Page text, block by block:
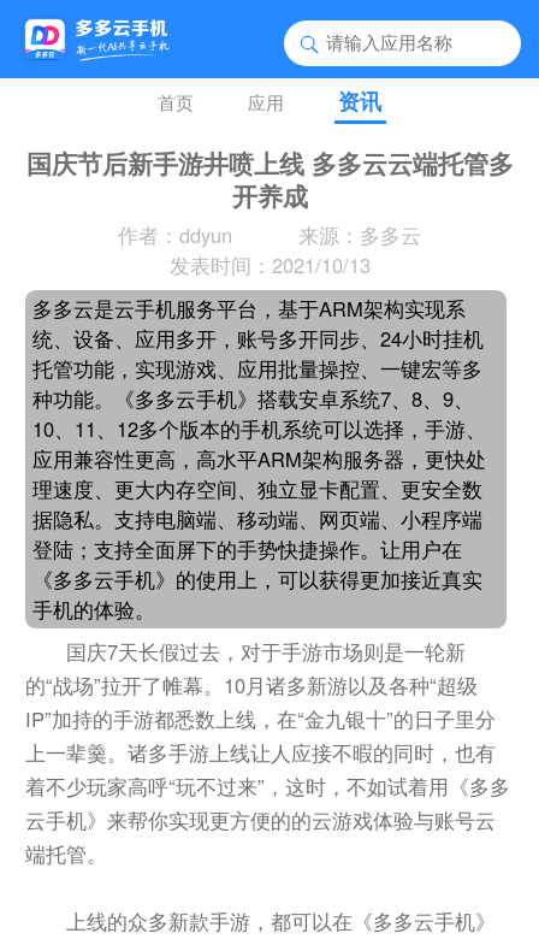
首页 应用 资讯
国庆节后新手游井喷上线 多多云云端托管多
开养成
作者：ddyun
来源：多多云
发表时间：2021/10/13
多多云是云手机服务平台，基于ARM架构实现系
统、设备、应用多开，账号多开同步、24小时挂机
托管功能，实现游戏、应用批量操控、一键宏等多
种功能。《多多云手机》搭载安卓系统7、8、9、
10、11、12多个版本的手机系统可以选择，手游、
应用兼容性更高，高水平ARM架构服务器，更快处
理速度、更大内存空间、独立显卡配置、更安全数
据隐私。支持电脑端、移动端、网页端、小程序端
登陆；支持全面屏下的手势快捷操作。让用户在
《多多云手机》的使用上，可以获得更加接近真实
手机的体验。
国庆7天长假过去，对于手游市场则是一轮新
的“战场”拉开了帷幕。10月诸多新游以及各种“超级
IP”加持的手游都悉数上线，在“金九银十”的日子里分
上一辈羹。诸多手游上线让人应接不暇的同时，也有
着不少玩家高呼“玩不过来”，这时，不如试着用《多多
云手机》来帮你实现更方便的的云游戏体验与账号云
端托管。
上线的众多新款手游，都可以在《多多云手机》